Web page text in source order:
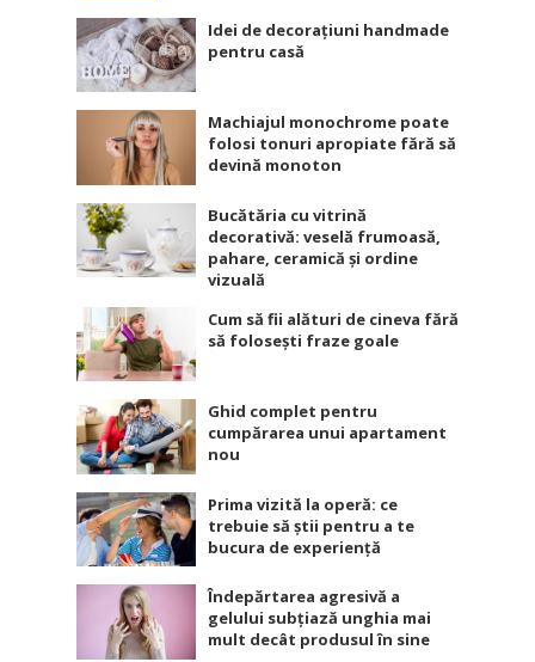
Idei de decorațiuni handmade
pentru casă
Machiajul monochrome poate
folosi tonuri apropiate fără să
devină monoton
Bucătăria cu vitrină
decorativă: veselă frumoasă,
pahare, ceramică și ordine
vizuală
Cum să fii alături de cineva fără
să folosești fraze goale
Ghid complet pentru
cumpărarea unui apartament
nou
Prima vizită la operă: ce
trebuie să știi pentru a te
bucura de experiență
Îndepărtarea agresivă a
gelului subțiază unghia mai
mult decât produsul în sine